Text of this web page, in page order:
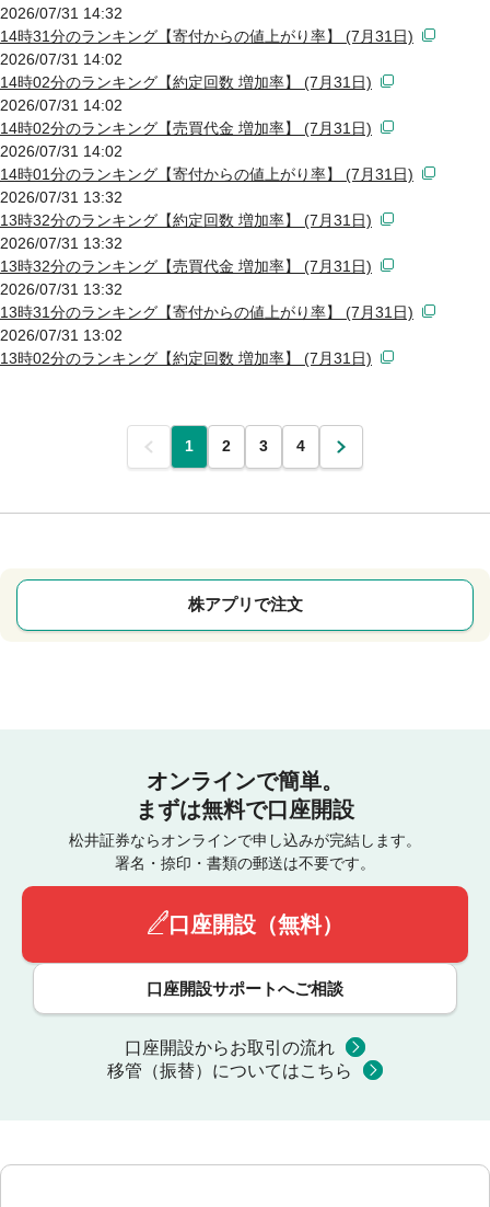
2026/07/31 14:32
14時31分のランキング【寄付からの値上がり率】 (7月31日)
2026/07/31 14:02
14時02分のランキング【約定回数 増加率】 (7月31日)
2026/07/31 14:02
14時02分のランキング【売買代金 増加率】 (7月31日)
2026/07/31 14:02
14時01分のランキング【寄付からの値上がり率】 (7月31日)
2026/07/31 13:32
13時32分のランキング【約定回数 増加率】 (7月31日)
2026/07/31 13:32
13時32分のランキング【売買代金 増加率】 (7月31日)
2026/07/31 13:32
13時31分のランキング【寄付からの値上がり率】 (7月31日)
2026/07/31 13:02
13時02分のランキング【約定回数 増加率】 (7月31日)
前 1 2 3 4 次
株アプリで注文
オンラインで簡単。
まずは無料で口座開設
松井証券ならオンラインで申し込みが完結します。
署名・捺印・書類の郵送は不要です。
口座開設（無料）
口座開設サポートへご相談
口座開設からお取引の流れ
移管（振替）についてはこちら